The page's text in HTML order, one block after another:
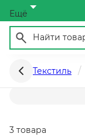
Ещё
Текстиль
Тапочки
3 товара